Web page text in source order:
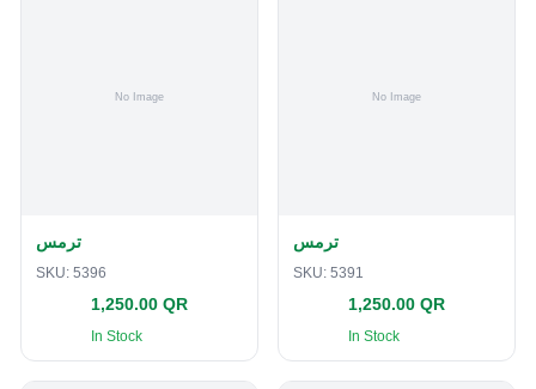
ترمس
SKU: 5396
1,250.00 QR
In Stock
ترمس
SKU: 5391
1,250.00 QR
In Stock